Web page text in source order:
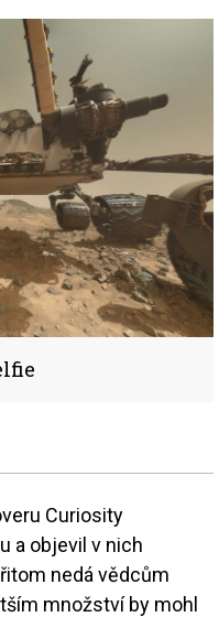
Curiosity
a objevil v nich
nedá vědcům
množství by mohl